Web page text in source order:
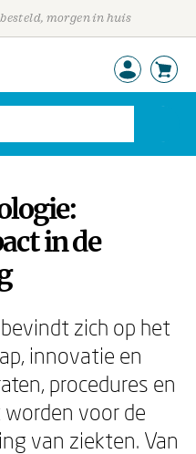
morgen in huis
in de
zich op het
innovatie en
procedures en
voor de
van ziekten. Van